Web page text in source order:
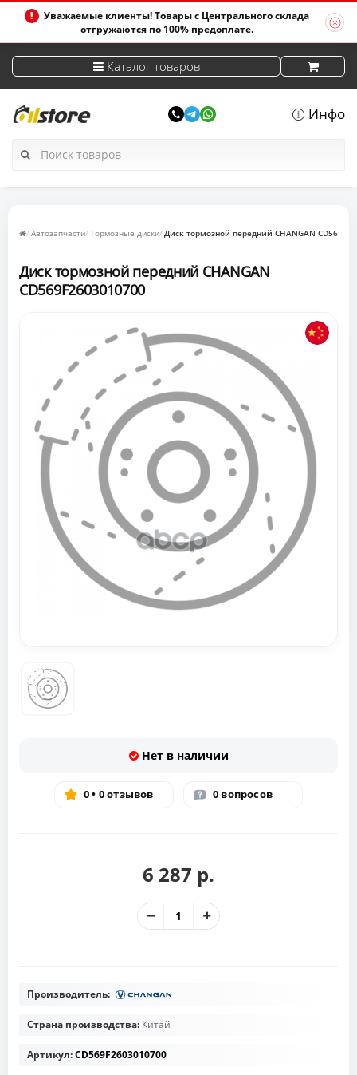
Уважаемые клиенты! Товары с Центрального склада
отгружаются по 100% предоплате.
Каталог товаров
Инфо
Автозапчасти Тормозные диски Диск тормозной передний CHANGAN
Диск тормозной передний CHANGAN
CD569F2603010700
Нет в наличии
0 • 0 отзывов 0 вопросов
6 287 р.
Производитель:
Страна производства: Китай
Артикул:CD569F2603010700